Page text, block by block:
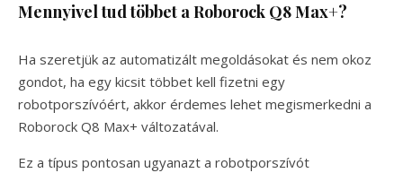
Mennyivel tud többet a Roborock Q8 Max+?
Ha szeretjük az automatizált megoldásokat és nem okoz
gondot, ha egy kicsit többet kell fizetni egy
robotporszívóért, akkor érdemes lehet megismerkedni a
Roborock Q8 Max+ változatával.
Ez a típus pontosan ugyanazt a robotporszívót